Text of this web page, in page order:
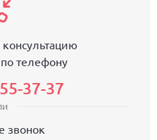
телефону
37-37
звонок